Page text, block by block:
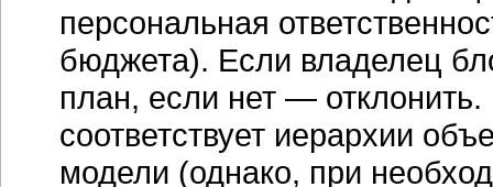
персональная
бюджета). Если владелец
план, если нет —
соответствует иерархии
модели (однако, при